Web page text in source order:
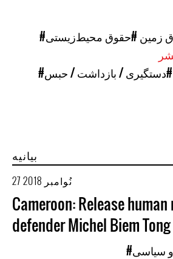
زمین #حقوق محیط‌زیستی
#دستگیری / بازداشت / حبس
بیانیه
27 نُوامبر 2018
Cameroon: Release
defender Michel Biem Tong
سیاسی